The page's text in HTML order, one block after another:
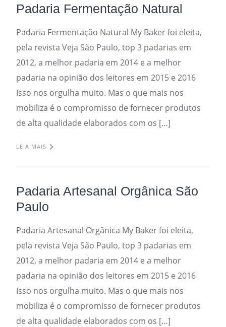
Padaria Fermentação Natural
Padaria Fermentação Natural My Baker foi eleita,
pela revista Veja São Paulo, top 3 padarias em
2012, a melhor padaria em 2014 e a melhor
padaria na opinião dos leitores em 2015 e 2016
Isso nos orgulha muito. Mas o que mais nos
mobiliza é o compromisso de fornecer produtos
de alta qualidade elaborados com os […]
LEIA MAIS
Padaria Artesanal Orgânica São
Paulo
Padaria Artesanal Orgânica My Baker foi eleita,
pela revista Veja São Paulo, top 3 padarias em
2012, a melhor padaria em 2014 e a melhor
padaria na opinião dos leitores em 2015 e 2016
Isso nos orgulha muito. Mas o que mais nos
mobiliza é o compromisso de fornecer produtos
de alta qualidade elaborados com os […]